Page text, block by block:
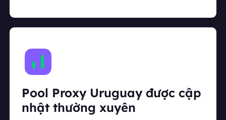
Pool Proxy Uruguay được cập
nhật thường xuyên